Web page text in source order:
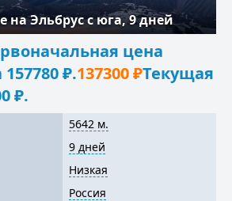
на Эльбрус с юга, 9 дней
цена
₽.137300₽Текущая
₽.
5642 м.
9 дней
Низкая
Россия